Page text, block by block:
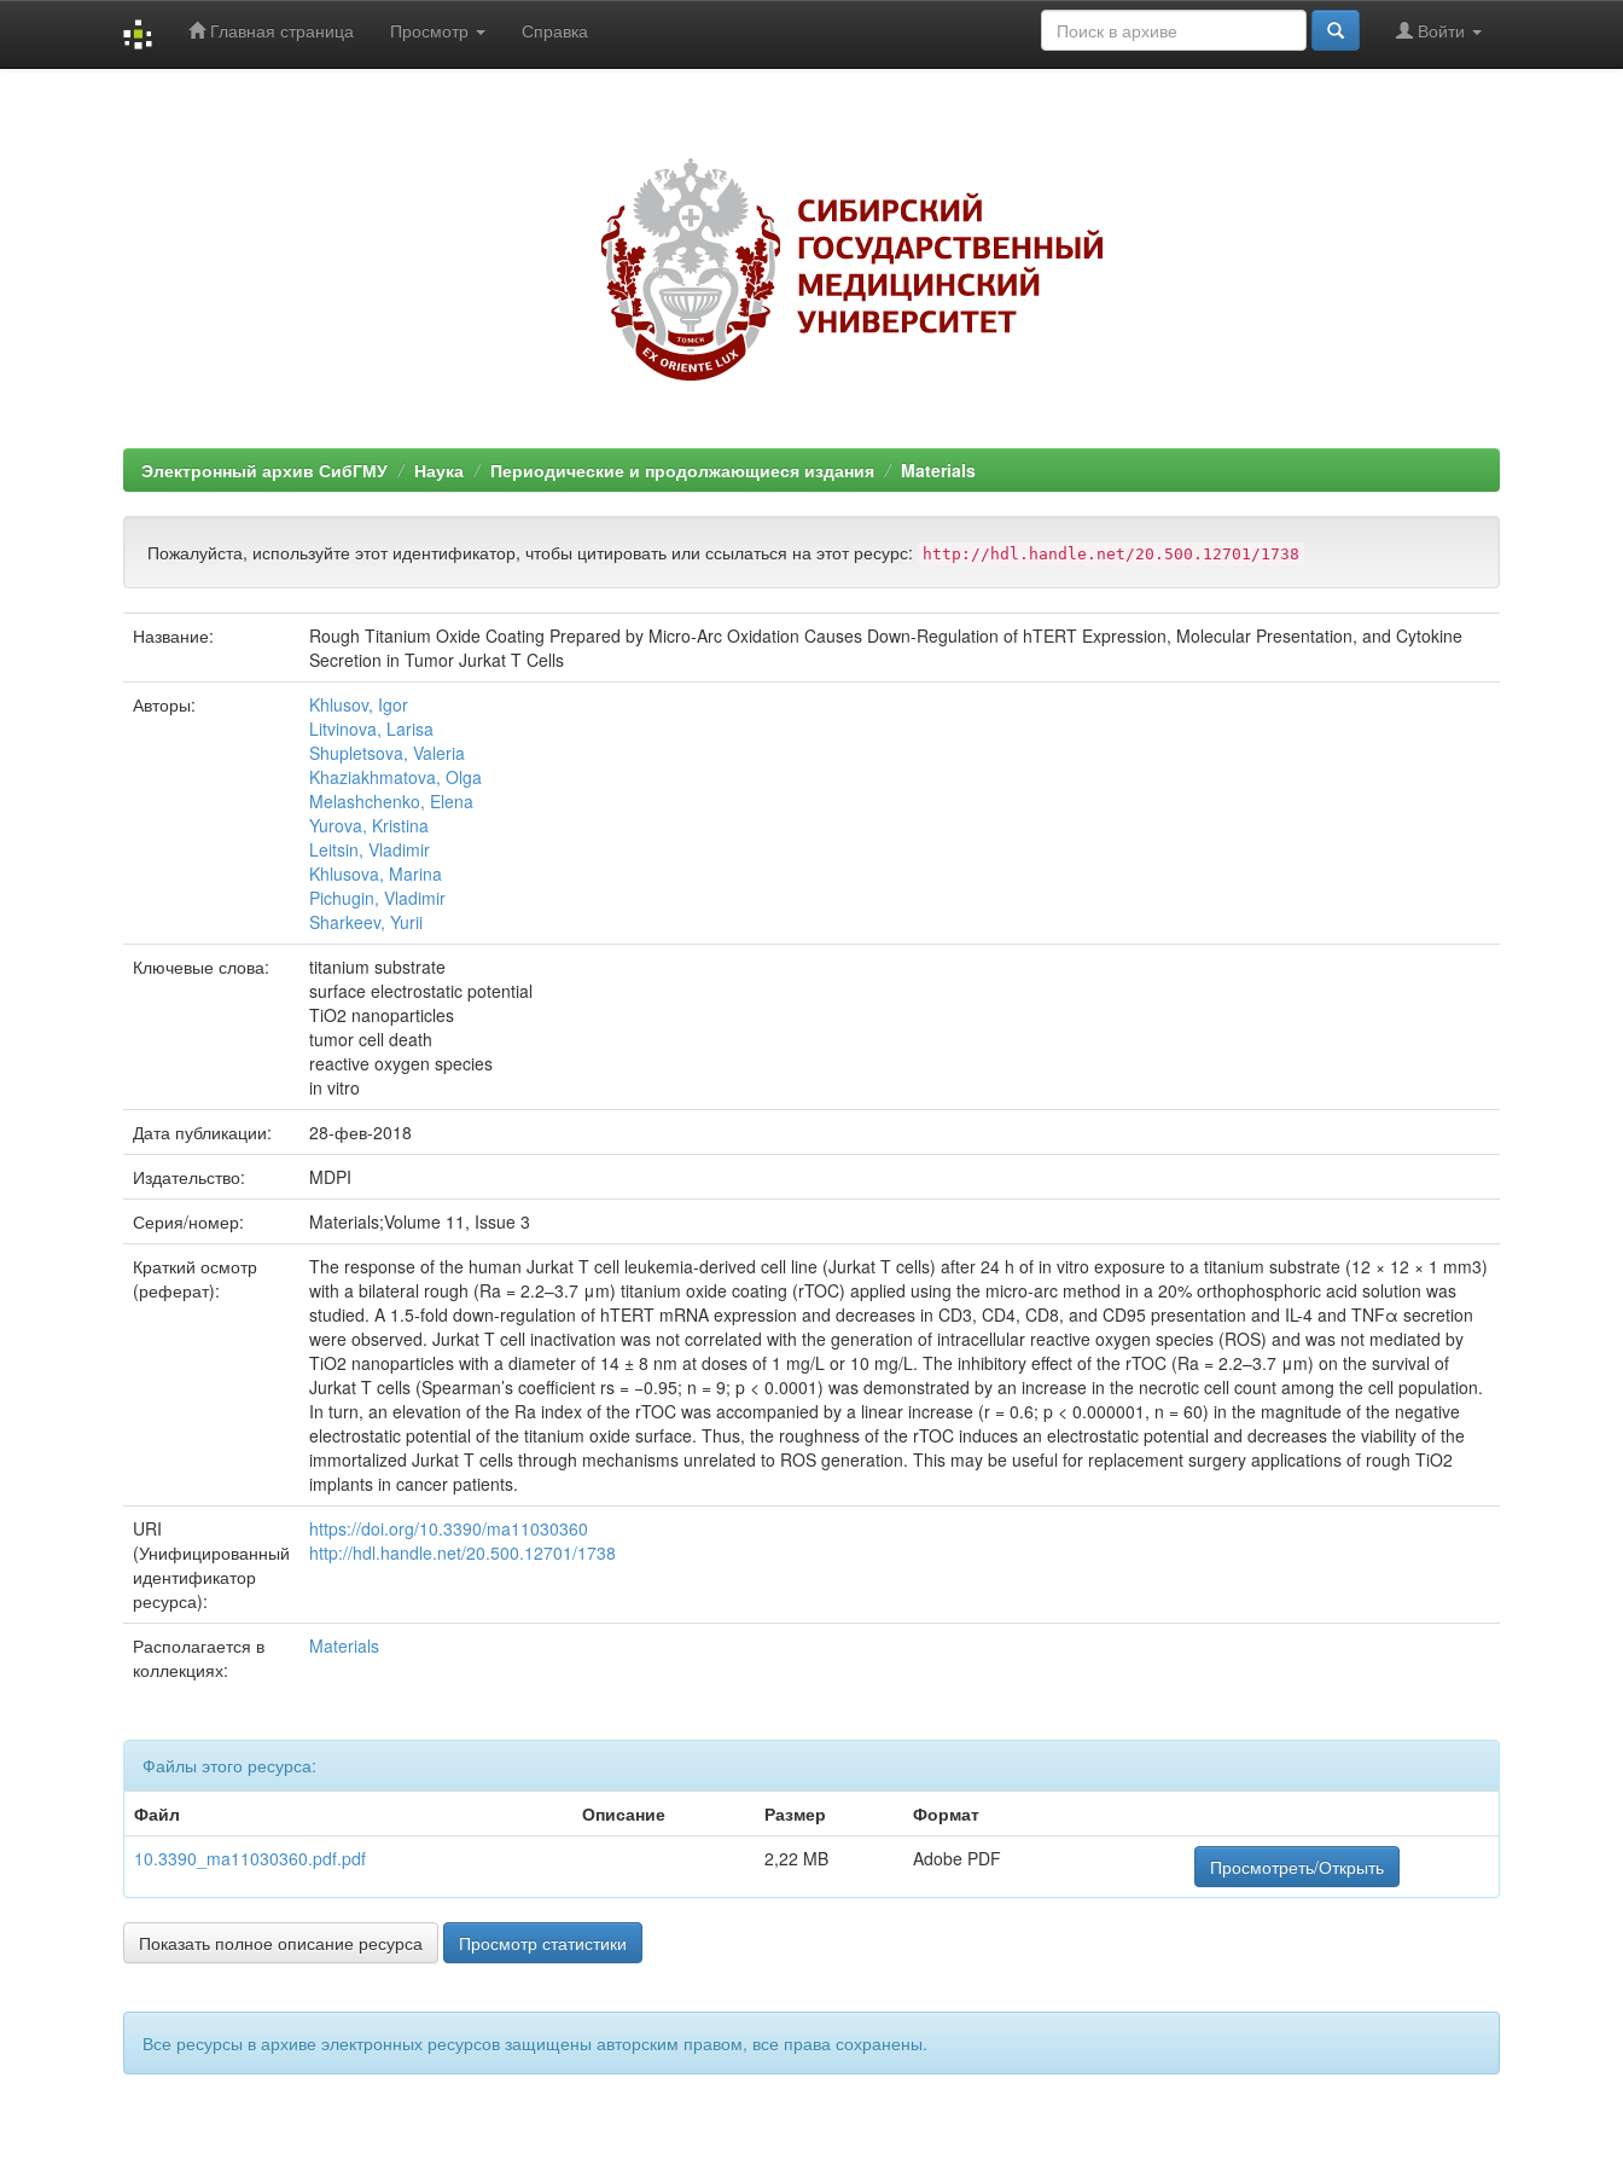
Главная страница Просмотр Справка Войти
Электронный архив СибГМУ Наука Периодические и продолжающиеся издания Materials
Пожалуйста, используйте этот идентификатор, чтобы цитировать или ссылаться на этот ресурс: http://hdl.handle.net/20.500.12701/1738
Название:
Rough Titanium Oxide Coating Prepared by Micro-Arc Oxidation Causes Down-Regulation of hTERT Expression, Molecular Presentation, and Cytokine
Secretion in Tumor Jurkat T Cells
Авторы:
Khlusov, Igor
Litvinova, Larisa
Shupletsova, Valeria
Khaziakhmatova, Olga
Melashchenko, Elena
Yurova, Kristina
Leitsin, Vladimir
Khlusova, Marina
Pichugin, Vladimir
Sharkeev, Yurii
Ключевые слова:
titanium substrate
surface electrostatic potential
TiO2 nanoparticles
tumor cell death
reactive oxygen species
in vitro
Дата публикации:
28-фев-2018
Издательство:
MDPI
Серия/номер:
Materials;Volume 11, Issue 3
Краткий осмотр
(реферат):
The response of the human Jurkat T cell leukemia-derived cell line (Jurkat T cells) after 24 h of in vitro exposure to a titanium substrate (12 × 12 × 1 mm3)
with a bilateral rough (Ra = 2.2–3.7 μm) titanium oxide coating (rTOC) applied using the micro-arc method in a 20% orthophosphoric acid solution was
studied. A 1.5-fold down-regulation of hTERT mRNA expression and decreases in CD3, CD4, CD8, and CD95 presentation and IL-4 and TNFα secretion
were observed. Jurkat T cell inactivation was not correlated with the generation of intracellular reactive oxygen species (ROS) and was not mediated by
TiO2 nanoparticles with a diameter of 14 ± 8 nm at doses of 1 mg/L or 10 mg/L. The inhibitory effect of the rTOC (Ra = 2.2–3.7 μm) on the survival of
Jurkat T cells (Spearman’s coefficient rs = −0.95; n = 9; p < 0.0001) was demonstrated by an increase in the necrotic cell count among the cell population.
In turn, an elevation of the Ra index of the rTOC was accompanied by a linear increase (r = 0.6; p < 0.000001, n = 60) in the magnitude of the negative
electrostatic potential of the titanium oxide surface. Thus, the roughness of the rTOC induces an electrostatic potential and decreases the viability of the
immortalized Jurkat T cells through mechanisms unrelated to ROS generation. This may be useful for replacement surgery applications of rough TiO2
implants in cancer patients.
URI
(Унифицированный
идентификатор
ресурса):
https://doi.org/10.3390/ma11030360
http://hdl.handle.net/20.500.12701/1738
Располагается в
коллекциях:
Materials
Файлы этого ресурса:
Файл
Описание Размер
Формат
10.3390_ma11030360.pdf.pdf
2,22 MB Adobe PDF Просмотреть/Открыть
Показать полное описание ресурса Просмотр статистики
Все ресурсы в архиве электронных ресурсов защищены авторским правом, все права сохранены.